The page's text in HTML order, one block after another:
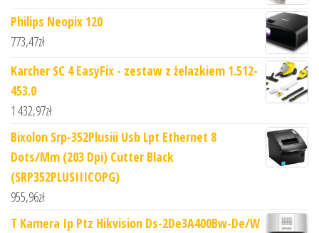
Philips Neopix 120
773,47zł
Karcher SC 4 EasyFix - zestaw z żelazkiem 1.512-
453.0
1 432,97zł
Bixolon Srp-352Plusiii Usb Lpt Ethernet 8
Dots/Mm (203 Dpi) Cutter Black
(SRP352PLUSIIICOPG)
955,96zł
T Kamera Ip Ptz Hikvision Ds-2De3A400Bw-De/W